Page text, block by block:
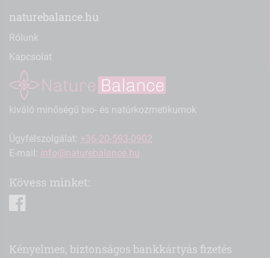
naturebalance.hu
Rólunk
Kapcsolat
kiváló minőségű bio- és natúrkozmetikumok
Ügyfélszolgálat: +36-20-593-0902
E-mail: info@naturebalance.hu
Kövess minket:
Kényelmes, biztonságos bankkártyás fizetés